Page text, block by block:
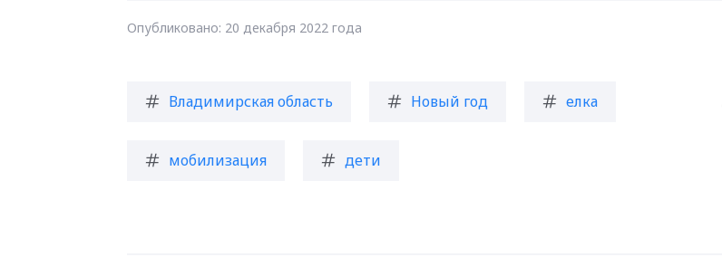
Опубликовано: 20 декабря 2022 года
Владимирская область Новый год елка
мобилизация дети